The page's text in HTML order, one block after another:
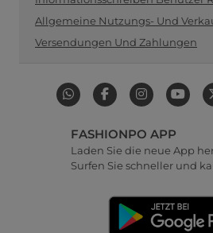
Allgemeine Nutzungs- Und
Versendungen Und Zahlungen
FASHIONPO APP
Laden Sie die neue App
Surfen Sie schneller und